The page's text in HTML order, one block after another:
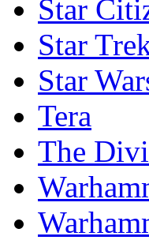
Star
Star
Star
Tera
The